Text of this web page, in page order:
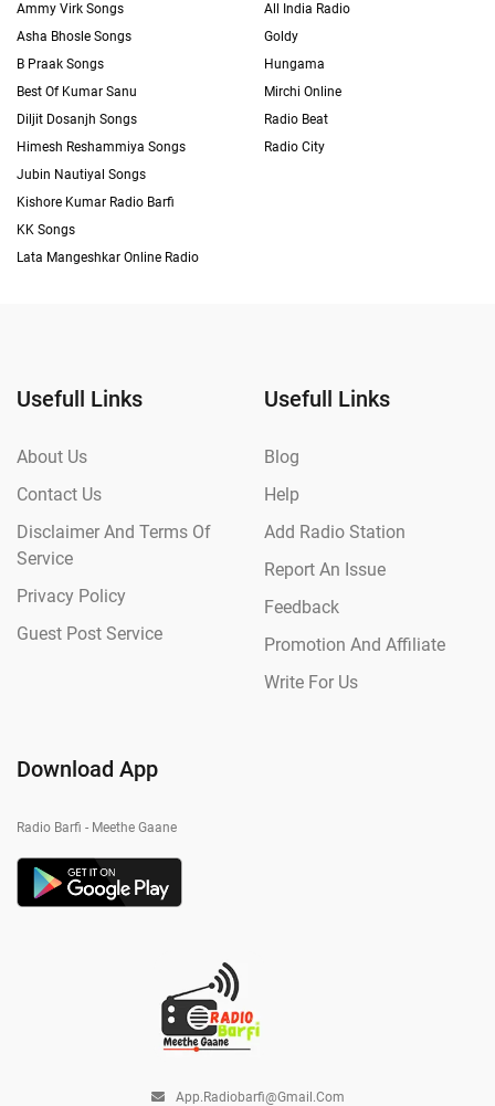
Ammy Virk Songs
Asha Bhosle Songs
B Praak Songs
Best Of Kumar Sanu
Diljit Dosanjh Songs
Himesh Reshammiya Songs
Jubin Nautiyal Songs
Kishore Kumar Radio Barfi
KK Songs
Lata Mangeshkar Online Radio
All India Radio
Goldy
Hungama
Mirchi Online
Radio Beat
Radio City
Usefull Links
About Us
Contact Us
Disclaimer And Terms Of
Service
Privacy Policy
Guest Post Service
Usefull Links
Blog
Help
Add Radio Station
Report An Issue
Feedback
Promotion And Affiliate
Write For Us
Download App
Radio Barfi - Meethe Gaane
App.radiobarfi@gmail.com